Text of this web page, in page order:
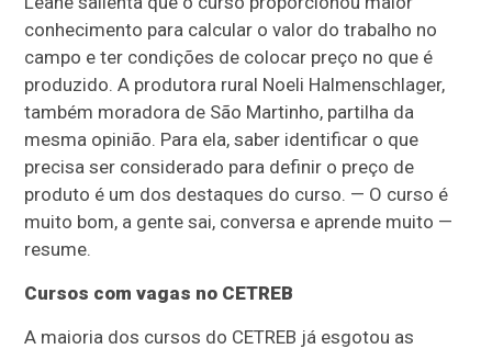
conhecimento para calcular o valor do trabalho no
campo e ter condições de colocar preço no que é
produzido. A produtora rural Noeli Halmenschlager,
também moradora de São Martinho, partilha da
mesma opinião. Para ela, saber identificar o que
precisa ser considerado para definir o preço de
produto é um dos destaques do curso. — O curso é
muito bom, a gente sai, conversa e aprende muito —
resume.
Cursos com vagas no CETREB
A maioria dos cursos do CETREB já esgotou as